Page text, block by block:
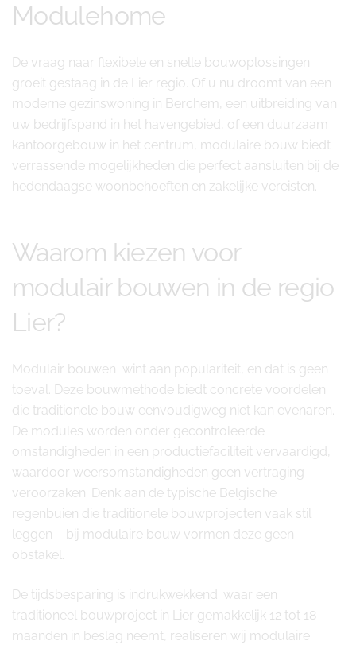
Modulehome
De vraag naar flexibele en snelle bouwoplossingen
groeit gestaag in de Lier regio. Of u nu droomt van een
moderne gezinswoning in Berchem, een uitbreiding van
uw bedrijfspand in het havengebied, of een duurzaam
kantoorgebouw in het centrum, modulaire bouw biedt
verrassende mogelijkheden die perfect aansluiten bij de
hedendaagse woonbehoeften en zakelijke vereisten.
Waarom kiezen voor
modulair bouwen in de regio
Lier?
Modulair bouwen wint aan populariteit, en dat is geen
toeval. Deze bouwmethode biedt concrete voordelen
die traditionele bouw eenvoudigweg niet kan evenaren.
De modules worden onder gecontroleerde
omstandigheden in een productiefaciliteit vervaardigd,
waardoor weersomstandigheden geen vertraging
veroorzaken. Denk aan de typische Belgische
regenbuien die traditionele bouwprojecten vaak stil
leggen – bij modulaire bouw vormen deze geen
obstakel.
De tijdsbesparing is indrukwekkend: waar een
traditioneel bouwproject in Lier gemakkelijk 12 tot 18
maanden in beslag neemt, realiseren wij modulaire